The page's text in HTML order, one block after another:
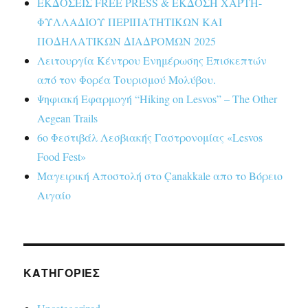
ΦΥΛΛΑΔΙΟΥ ΠΕΡΙΠΑΤΗΤΙΚΩΝ ΚΑΙ
ΠΟΔΗΛΑΤΙΚΩΝ ΔΙΑΔΡΟΜΩΝ 2025
Λειτουργία Κέντρου Ενημέρωσης Επισκεπτών
από τον Φορέα Τουρισμού Μολύβου.
Ψηφιακή Εφαρμογή “Hiking on Lesvos” – The Other
Aegean Trails
6ο Φεστιβάλ Λεσβιακής Γαστρονομίας «Lesvos
Food Fest»
Μαγειρική Αποστολή στο Çanakkale απο το Βόρειο
Αιγαίο
KΑΤΗΓΟΡΊΕΣ